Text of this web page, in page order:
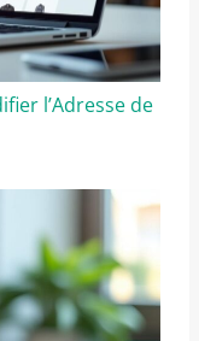
l’Adresse de